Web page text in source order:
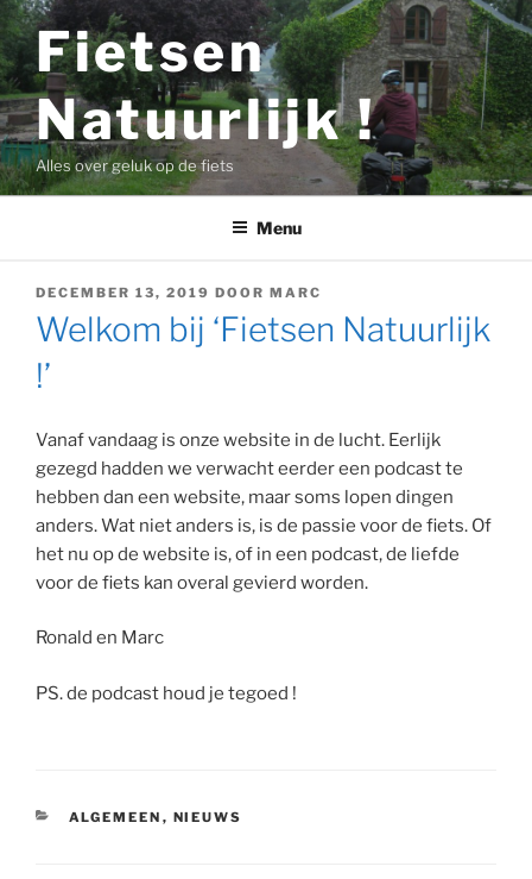
Ga
naar
de
inhoud
Fietsen
Natuurlijk !
Alles over geluk op de fiets
Menu
GEPLAATST
OP
DECEMBER 13, 2019 DOOR MARC
Welkom bij ‘Fietsen Natuurlijk
!’
Vanaf vandaag is onze website in de lucht. Eerlijk
gezegd hadden we verwacht eerder een podcast te
hebben dan een website, maar soms lopen dingen
anders. Wat niet anders is, is de passie voor de fiets. Of
het nu op de website is, of in een podcast, de liefde
voor de fiets kan overal gevierd worden.
Ronald en Marc
PS. de podcast houd je tegoed !
CATEGORIEËN
ALGEMEEN , NIEUWS